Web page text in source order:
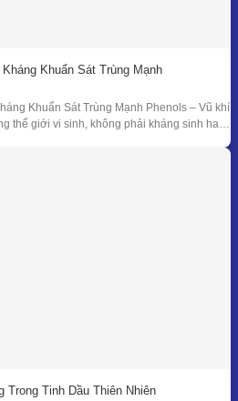
Khuẩn Sát Trùng Mạnh
Khuẩn Sát Trùng Mạnh Phenols – Vũ khí
thế giới vi sinh, không phải kháng sinh hay
duy nhất. Từ hàng ngàn năm trước, các
Trong Tinh Dầu Thiên Nhiên